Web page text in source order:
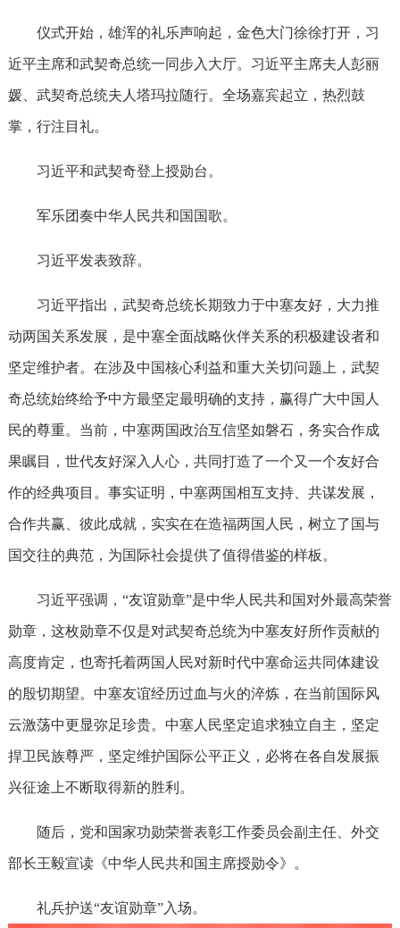
仪式开始，雄浑的礼乐声响起，金色大门徐徐打开，习
近平主席和武契奇总统一同步入大厅。习近平主席夫人彭丽
媛、武契奇总统夫人塔玛拉随行。全场嘉宾起立，热烈鼓
掌，行注目礼。
习近平和武契奇登上授勋台。
军乐团奏中华人民共和国国歌。
习近平发表致辞。
习近平指出，武契奇总统长期致力于中塞友好，大力推
动两国关系发展，是中塞全面战略伙伴关系的积极建设者和
坚定维护者。在涉及中国核心利益和重大关切问题上，武契
奇总统始终给予中方最坚定最明确的支持，赢得广大中国人
民的尊重。当前，中塞两国政治互信坚如磐石，务实合作成
果瞩目，世代友好深入人心，共同打造了一个又一个友好合
作的经典项目。事实证明，中塞两国相互支持、共谋发展，
合作共赢、彼此成就，实实在在造福两国人民，树立了国与
国交往的典范，为国际社会提供了值得借鉴的样板。
习近平强调，“友谊勋章”是中华人民共和国对外最高荣誉
勋章，这枚勋章不仅是对武契奇总统为中塞友好所作贡献的
高度肯定，也寄托着两国人民对新时代中塞命运共同体建设
的殷切期望。中塞友谊经历过血与火的淬炼，在当前国际风
云激荡中更显弥足珍贵。中塞人民坚定追求独立自主，坚定
捍卫民族尊严，坚定维护国际公平正义，必将在各自发展振
兴征途上不断取得新的胜利。
随后，党和国家功勋荣誉表彰工作委员会副主任、外交
部长王毅宣读《中华人民共和国主席授勋令》。
礼兵护送“友谊勋章”入场。